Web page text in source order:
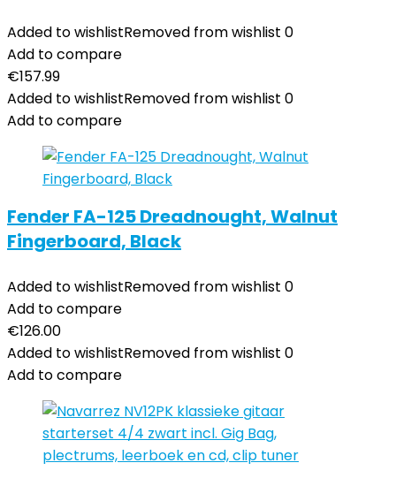
Added to wishlistRemoved from wishlist 0
Add to compare
€157.99
Added to wishlistRemoved from wishlist 0
Add to compare
Fender FA-125 Dreadnought, Walnut
Fingerboard, Black
Added to wishlistRemoved from wishlist 0
Add to compare
€126.00
Added to wishlistRemoved from wishlist 0
Add to compare